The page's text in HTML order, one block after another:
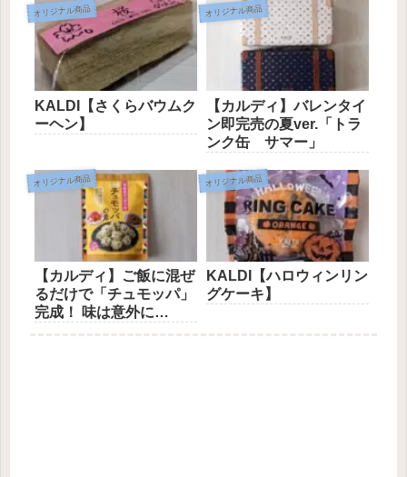
オリジナル商品
KALDI【さくらバウムク
ーヘン】
オリジナル商品
【カルディ】バレンタイ
ン即完売の夏ver.「トラ
ンク缶 サマー」
オリジナル商品
【カルディ】ご飯に混ぜ
るだけで「チュモッパ」
完成！ 味は意外に…
オリジナル商品
KALDI【ハロウィンリン
グケーキ】